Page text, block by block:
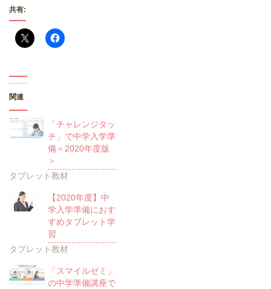
共有:
関連
「チャレンジタッ
チ」で中学入学準
備＜2020年度版
＞
タブレット教材
【2020年度】中
学入学準備におす
すめタブレット学
習
タブレット教材
「スマイルゼミ」
の中学準備講座で